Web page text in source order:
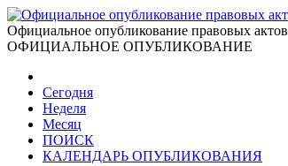
Официальное опубликование правовых актов
ОФИЦИАЛЬНОЕ ОПУБЛИКОВАНИЕ
Сегодня
Неделя
Месяц
ПОИСК
КАЛЕНДАРЬ ОПУБЛИКОВАНИЯ